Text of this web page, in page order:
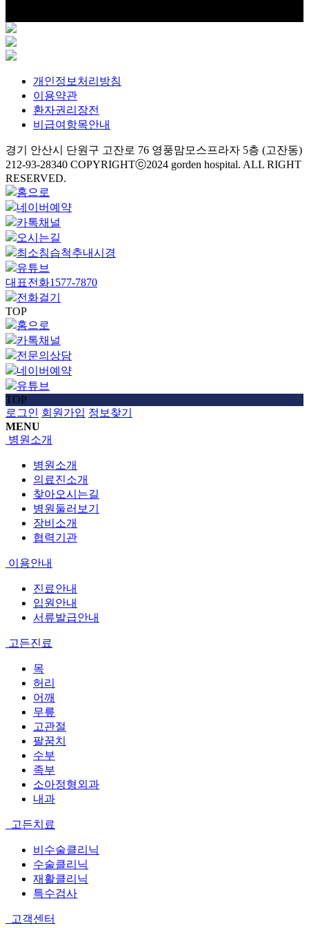
개인정보처리방침
이용약관
환자권리장전
비급여항목안내
경기 안산시 단원구 고잔로 76 영풍맘모스프라자 5층 (고잔동)
212-93-28340 COPYRIGHTⓒ2024 gorden hospital. ALL RIGHT
RESERVED.
홈으로
네이버예약
카톡채널
오시는길
최소침습척추내시경
유튜브
대표전화1577-7870
전화걸기
TOP
홈으로
카톡채널
전문의상담
네이버예약
유튜브
TOP
로그인 회원가입 정보찾기
MENU
병원소개
병원소개
의료진소개
찾아오시는길
병원둘러보기
장비소개
협력기관
이용안내
진료안내
입원안내
서류발급안내
고든진료
목
허리
어깨
무릎
고관절
팔꿈치
수부
족부
소아정형외과
내과
고든치료
비수술클리닉
수술클리닉
재활클리닉
특수검사
고객센터